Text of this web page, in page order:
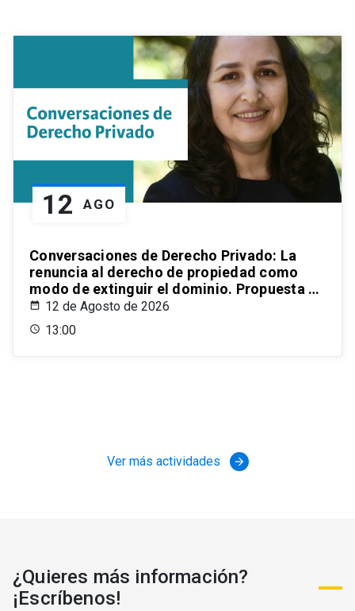
12 AGO
Conversaciones de Derecho Privado: La
renuncia al derecho de propiedad como
modo de extinguir el dominio. Propuesta de
un estatuto para el ordenamiento civil
chileno
12 de Agosto de 2026
13:00
Ver más actividades arrow_forward
¿Quieres más información?
¡Escríbenos!